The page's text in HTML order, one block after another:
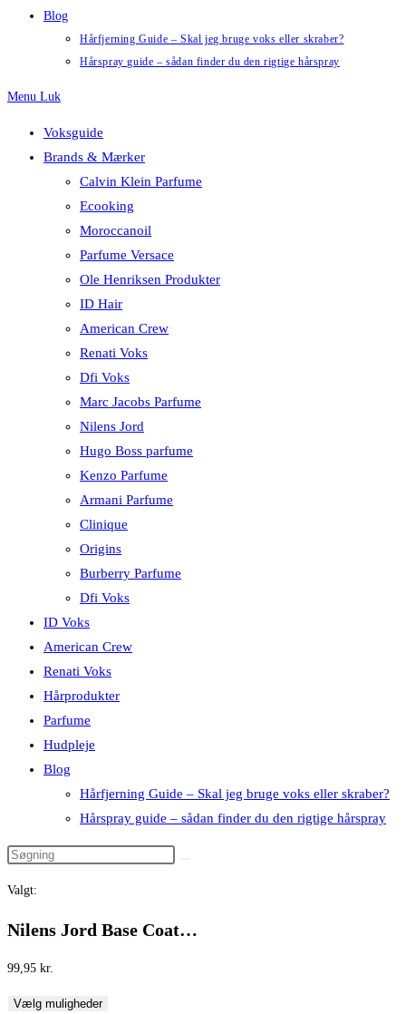
Blog
Hårfjerning Guide – Skal jeg bruge voks eller skraber?
Hårspray guide – sådan finder du den rigtige hårspray
Menu Luk
Voksguide
Brands & Mærker
Calvin Klein Parfume
Ecooking
Moroccanoil
Parfume Versace
Ole Henriksen Produkter
ID Hair
American Crew
Renati Voks
Dfi Voks
Marc Jacobs Parfume
Nilens Jord
Hugo Boss parfume
Kenzo Parfume
Armani Parfume
Clinique
Origins
Burberry Parfume
Dfi Voks
ID Voks
American Crew
Renati Voks
Hårprodukter
Parfume
Hudpleje
Blog
Hårfjerning Guide – Skal jeg bruge voks eller skraber?
Hårspray guide – sådan finder du den rigtige hårspray
Valgt:
Nilens Jord Base Coat…
99,95 kr.
Vælg muligheder